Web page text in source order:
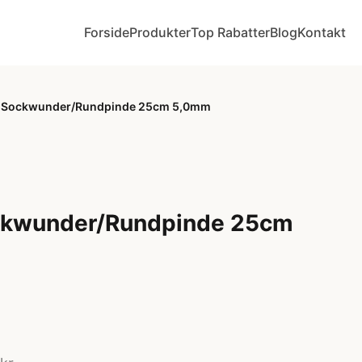
ForsideProdukterTop RabatterBlogKontakt
Rundpinde 25cm 5,0mm
Rundpinde 25cm